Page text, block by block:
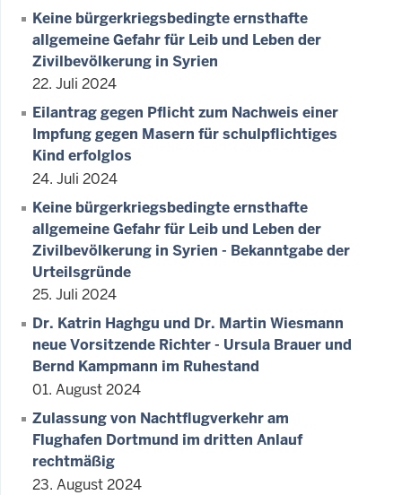
Keine bürgerkriegsbedingte ernsthafte
allgemeine Gefahr für Leib und Leben der
Zivilbevölkerung in Syrien
22. Juli 2024
Eilantrag gegen Pflicht zum Nachweis einer
Impfung gegen Masern für schulpflichtiges
Kind erfolglos
24. Juli 2024
Keine bürgerkriegsbedingte ernsthafte
allgemeine Gefahr für Leib und Leben der
Zivilbevölkerung in Syrien - Bekanntgabe der
Urteilsgründe
25. Juli 2024
Dr. Katrin Haghgu und Dr. Martin Wiesmann
neue Vorsitzende Richter - Ursula Brauer und
Bernd Kampmann im Ruhestand
01. August 2024
Zulassung von Nachtflugverkehr am
Flughafen Dortmund im dritten Anlauf
rechtmäßig
23. August 2024